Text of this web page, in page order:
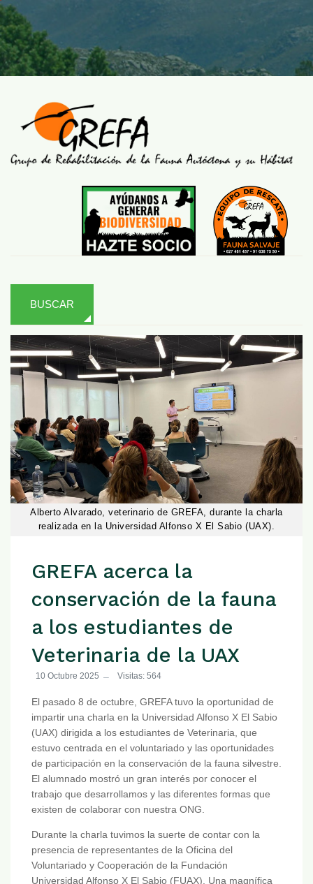
BUSCAR
Alberto Alvarado, veterinario de GREFA, durante la charla
realizada en la Universidad Alfonso X El Sabio (UAX).
GREFA acerca la
conservación de la fauna
a los estudiantes de
Veterinaria de la UAX
10 Octubre 2025 Visitas: 564
El pasado 8 de octubre, GREFA tuvo la oportunidad de
impartir una charla en la Universidad Alfonso X El Sabio
(UAX) dirigida a los estudiantes de Veterinaria, que
estuvo centrada en el voluntariado y las oportunidades
de participación en la conservación de la fauna silvestre.
El alumnado mostró un gran interés por conocer el
trabajo que desarrollamos y las diferentes formas que
existen de colaborar con nuestra ONG.
Durante la charla tuvimos la suerte de contar con la
presencia de representantes de la Oficina del
Voluntariado y Cooperación de la Fundación
Universidad Alfonso X El Sabio (FUAX). Una magnífica